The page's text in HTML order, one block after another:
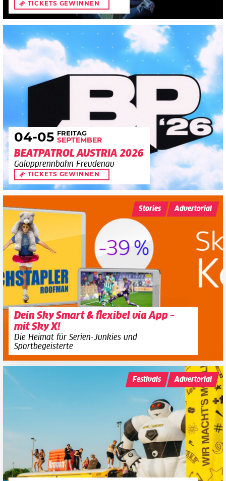
TICKETS GEWINNEN
04-05 FREITAG
SEPTEMBER
BEATPATROL AUSTRIA 2026
Galopprennbahn Freudenau
TICKETS GEWINNEN
Dein Sky Smart & flexibel via App –
mit Sky X!
Die Heimat für Serien-Junkies und
Sportbegeisterte
Stories Advertorial
Festivals Advertorial